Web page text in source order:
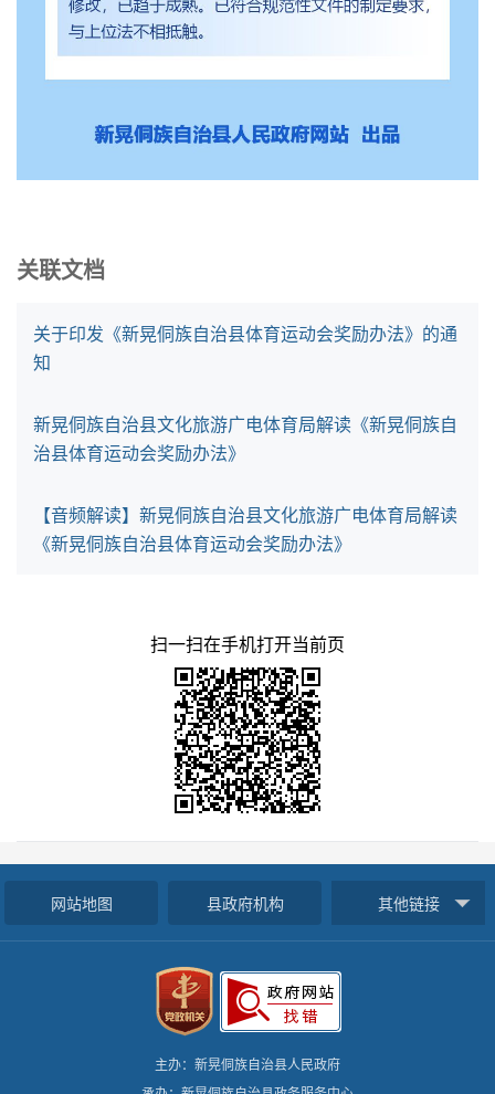
关联文档
关于印发《新晃侗族自治县体育运动会奖励办法》的通
知
新晃侗族自治县文化旅游广电体育局解读《新晃侗族自
治县体育运动会奖励办法》
【音频解读】新晃侗族自治县文化旅游广电体育局解读
《新晃侗族自治县体育运动会奖励办法》
扫一扫在手机打开当前页
网站地图 县政府机构 其他链接
主办：新晃侗族自治县人民政府